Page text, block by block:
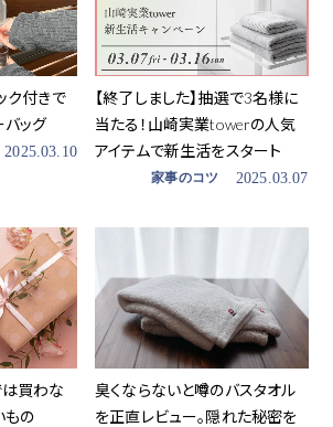
ク付きで
バッグ
2025.03.10
【終了しました】抽選で3名様に
当たる！山崎実業towerの人気
アイテムで新生活をスタート
家事のコツ 2025.03.07
は買わな
もの
臭くならないと噂のバスタオル
を正直レビュー。隠れた秘密を